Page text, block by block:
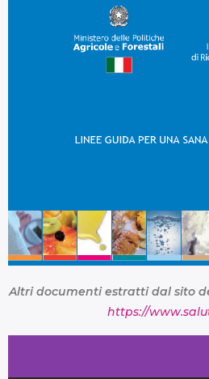
Altri documenti estratti dal sito
https://